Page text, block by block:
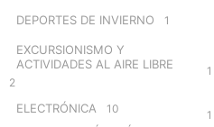
DEPORTES DE INVIERNO 1
EXCURSIONISMO Y
ACTIVIDADES AL AIRE LIBRE
2
ELECTRÓNICA 10
1
1